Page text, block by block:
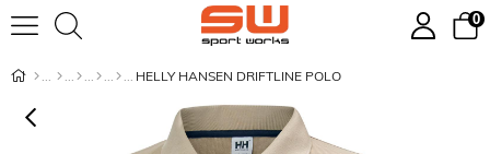
0
HELLY HANSEN DRIFTLINE POLO